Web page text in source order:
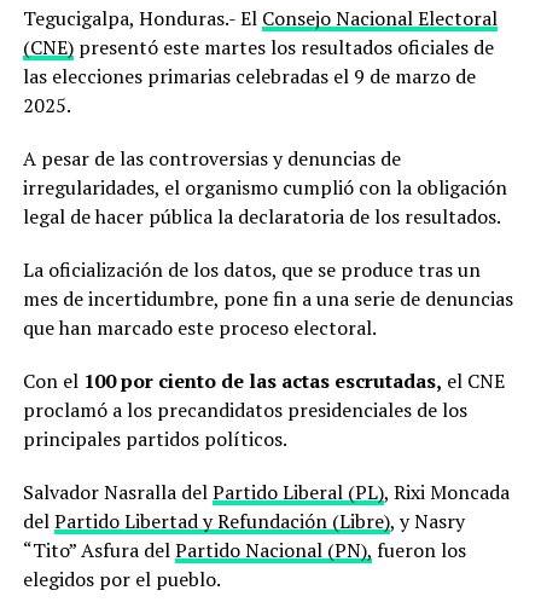
Tegucigalpa, Honduras.- El Consejo Nacional Electoral
(CNE)presentó este martes los resultados oficiales de
las elecciones primarias celebradas el 9 de marzo de
2025.
A pesar de las controversias y denuncias de
irregularidades, el organismo cumplió con la obligación
legal de hacer pública la declaratoria de los resultados.
La oficialización de los datos, que se produce tras un
mes de incertidumbre, pone fin a una serie de denuncias
que han marcado este proceso electoral.
Con el 100 por ciento de las actas escrutadas, el CNE
proclamó a los precandidatos presidenciales de los
principales partidos políticos.
Salvador Nasralla delPartido Liberal (PL), Rixi Moncada
delPartido Libertad y Refundación (Libre), y Nasry
“Tito” Asfura delPartido Nacional (PN), fueron los
elegidos por el pueblo.